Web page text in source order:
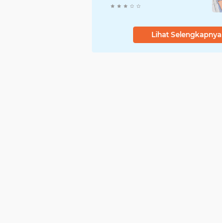
Status Dosen yang
Lihat Selengkapnya